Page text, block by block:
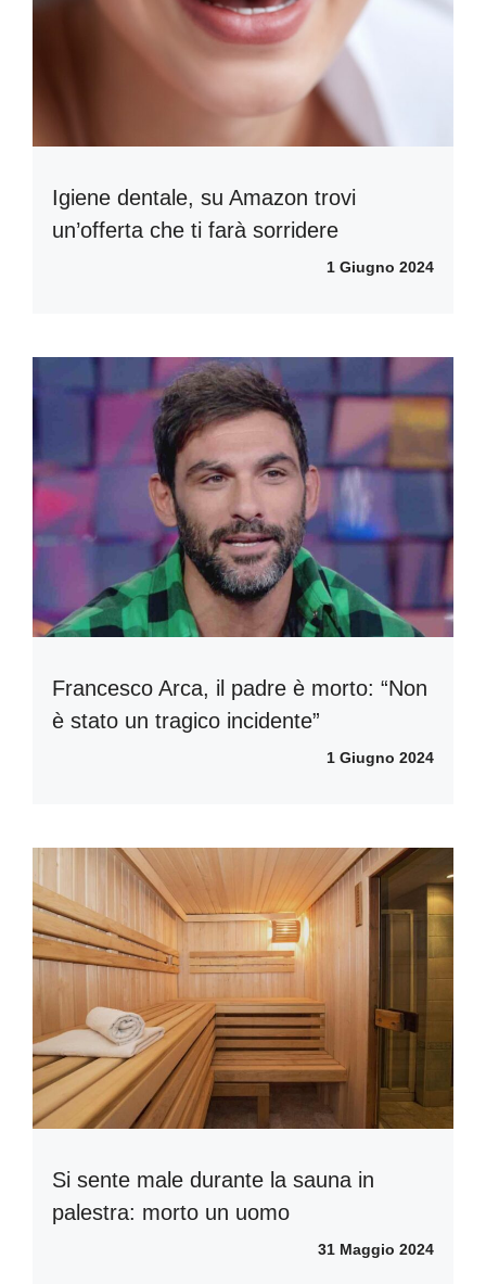
Igiene dentale, su Amazon trovi
un’offerta che ti farà sorridere
1 Giugno 2024
Francesco Arca, il padre è morto: “Non
è stato un tragico incidente”
1 Giugno 2024
Si sente male durante la sauna in
palestra: morto un uomo
31 Maggio 2024